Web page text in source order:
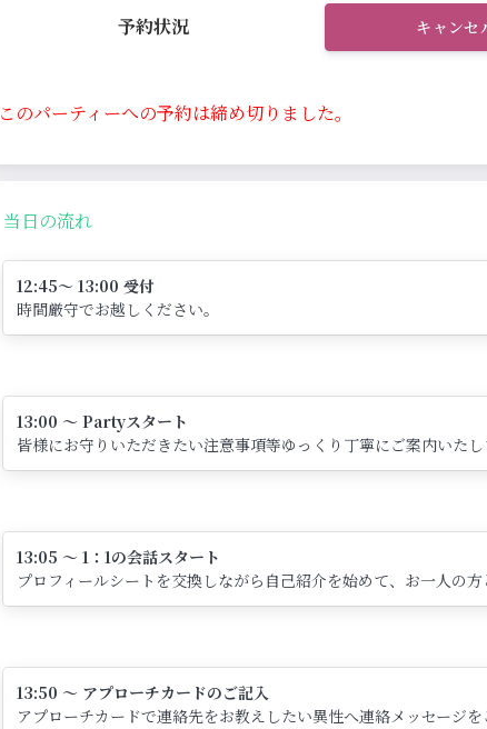
予約状況 キャンセ
このパーティーへの予約は締め切りました。
当日の流れ
12:45～ 13:00 受付
時間厳守でお越しください。
13:00 ～ Partyスタート
皆様にお守りいただきたい注意事項等ゆっくり丁寧にご案内いた
13:05 ～ 1：1の会話スタート
プロフィールシートを交換しながら自己紹介を始めて、お一人の
13:50 ～ アプローチカードのご記入
アプローチカードで連絡先をお教えしたい異性へ連絡メッセージを